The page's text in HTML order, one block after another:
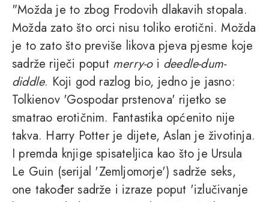
"Možda je to zbog Frodovih dlakavih stopala.
Možda zato što orci nisu toliko erotični. Možda
je to zato što previše likova pjeva pjesme koje
sadrže riječi poput merry-oi deedle-dum-
diddle. Koji god razlog bio, jedno je jasno:
Tolkienov 'Gospodar prstenova' rijetko se
smatrao erotičnim. Fantastika općenito nije
takva. Harry Potter je dijete, Aslan je životinja.
I premda knjige spisateljica kao što je Ursula
Le Guin (serijal 'Zemljomorje') sadrže seks,
one također sadrže i izraze poput 'izlučivanje